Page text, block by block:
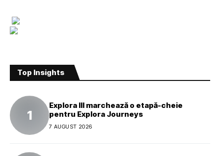
Top Insights
Explora III marchează o etapă-cheie
pentru Explora Journeys
7 AUGUST 2026